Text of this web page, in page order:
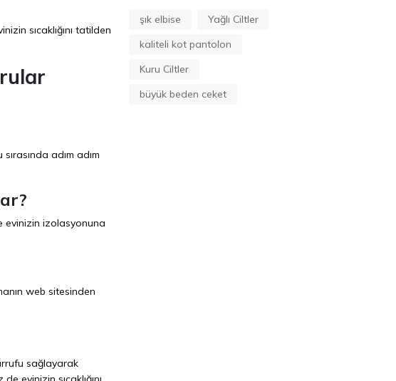
sıcaklığını tatilden
adım adım
evinizin izolasyonuna
web sitesinden
sağlayarak
şık elbise
Yağlı Ciltler
kaliteli kot pantolon
Kuru Ciltler
büyük beden ceket